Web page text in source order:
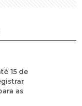
15 de
as